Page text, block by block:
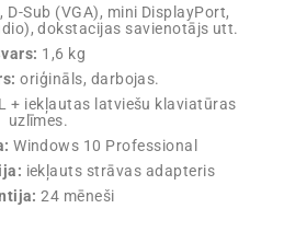
D-Sub (VGA), mini DisplayPort,
dokstacijas savienotājs utt.
1,6 kg
oriģināls, darbojas.
+ iekļautas latviešu klaviatūras
uzlīmes.
Windows 10 Professional
iekļauts strāvas adapteris
24 mēneši